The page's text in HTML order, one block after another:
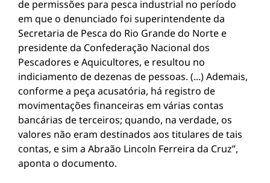
de permissões para pesca industrial no período
em que o denunciado foi superintendente da
Secretaria de Pesca do Rio Grande do Norte e
presidente da Confederação Nacional dos
Pescadores e Aquicultores, e resultou no
indiciamento de dezenas de pessoas. (...) Ademais,
conforme a peça acusatória, há registro de
movimentações financeiras em várias contas
bancárias de terceiros; quando, na verdade, os
valores não eram destinados aos titulares de tais
contas, e sim a Abraão Lincoln Ferreira da Cruz”,
aponta o documento.